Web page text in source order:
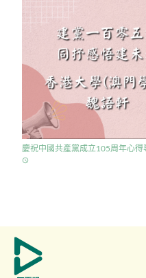
慶祝中國共產黨成立105周年心
access_time